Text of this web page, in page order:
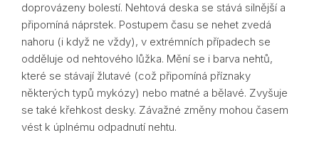
doprovázeny bolestí. Nehtová deska se stává silnější a
připomíná náprstek. Postupem času se nehet zvedá
nahoru (i když ne vždy), v extrémních případech se
odděluje od nehtového lůžka. Mění se i barva nehtů,
které se stávají žlutavé (což připomíná příznaky
některých typů mykózy) nebo matné a bělavé. Zvyšuje
se také křehkost desky. Závažné změny mohou časem
vést k úplnému odpadnutí nehtu.